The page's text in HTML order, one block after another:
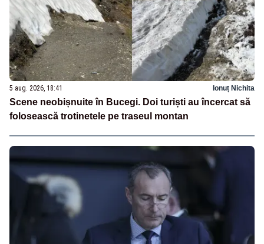
5 aug. 2026, 18:41 Ionuț Nichita
Scene neobișnuite în Bucegi. Doi turiști au încercat să
folosească trotinetele pe traseul montan